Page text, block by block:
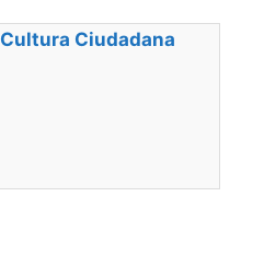
Cultura Ciudadana